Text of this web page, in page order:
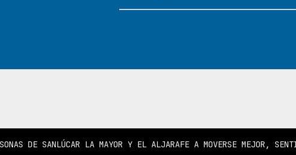
DE SANLÚCAR LA MAYOR Y EL ALJARAFE A MOVERSE MEJOR,